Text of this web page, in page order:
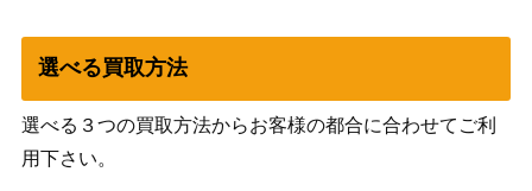
JP124】
（TERMINAL WORLD）
イトガイ（20thｼｰｸﾚｯﾄ）
DANE
KONAMI 1,700
選べる買取方法
選べる３つの買取方法からお客様の都合に合わせてご利
用下さい。